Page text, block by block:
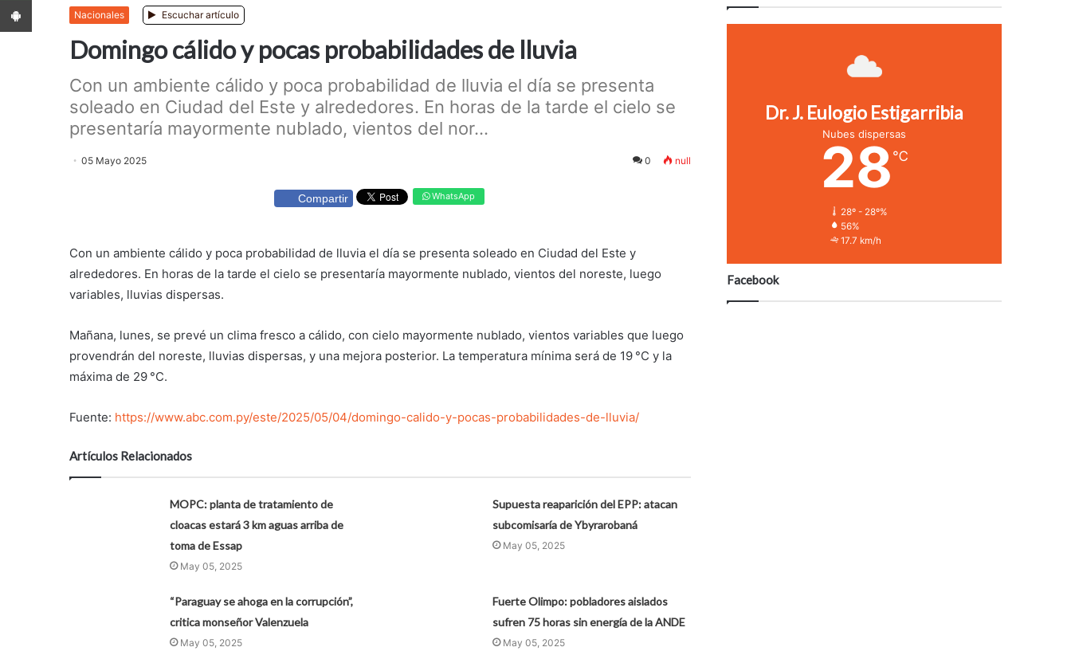
Nacionales Escuchar artículo
Domingo cálido y pocas probabilidades de lluvia
Con un ambiente cálido y poca probabilidad de lluvia el día se presenta
soleado en Ciudad del Este y alrededores. En horas de la tarde el cielo se
presentaría mayormente nublado, vientos del nor...
05 Mayo 2025 0 null
Compartir WhatsApp
Con un ambiente cálido y poca probabilidad de lluvia el día se presenta soleado en Ciudad del Este y
alrededores. En horas de la tarde el cielo se presentaría mayormente nublado, vientos del noreste, luego
variables, lluvias dispersas.
Mañana, lunes, se prevé un clima fresco a cálido, con cielo mayormente nublado, vientos variables que luego
provendrán del noreste, lluvias dispersas, y una mejora posterior. La temperatura mínima será de 19 °C y la
máxima de 29 °C.
Fuente: https://www.abc.com.py/este/2025/05/04/domingo-calido-y-pocas-probabilidades-de-lluvia/
Artículos Relacionados
MOPC: planta de tratamiento de
cloacas estará 3 km aguas arriba de
toma de Essap
May 05, 2025
Supuesta reaparición del EPP: atacan
subcomisaría de Ybyrarobaná
May 05, 2025
“Paraguay se ahoga en la corrupción”,
critica monseñor Valenzuela
May 05, 2025
Fuerte Olimpo: pobladores aislados
sufren 75 horas sin energía de la ANDE
May 05, 2025
Dr. J. Eulogio Estigarribia
Nubes dispersas
28 ℃
28º - 28º%
56%
17.7 km/h
Facebook